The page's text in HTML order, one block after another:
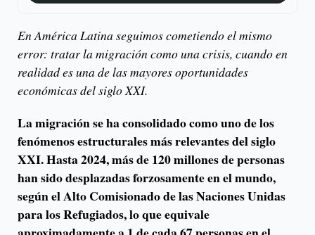
En América Latina seguimos cometiendo el mismo
error: tratar la migración como una crisis, cuando en
realidad es una de las mayores oportunidades
económicas del siglo XXI.
La migración se ha consolidado como uno de los
fenómenos estructurales más relevantes del siglo
XXI. Hasta 2024, más de 120 millones de personas
han sido desplazadas forzosamente en el mundo,
según el Alto Comisionado de las Naciones Unidas
para los Refugiados, lo que equivale